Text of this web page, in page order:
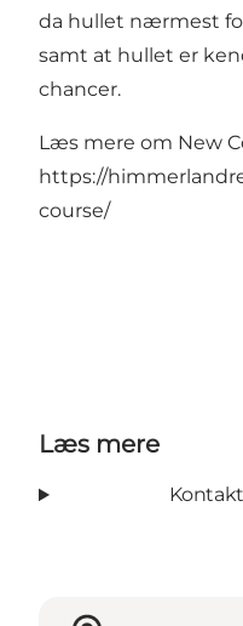
da hullet nærmest
samt at hullet er
chancer.
Læs mere om New
https://
course/
Læs mere